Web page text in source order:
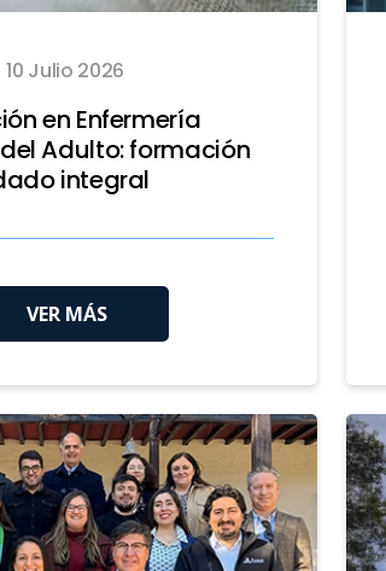
10 Julio 2026
en Enfermería
Adulto: formación
integral
VER MÁS